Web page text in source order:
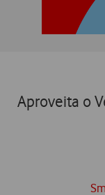
Aproveita o